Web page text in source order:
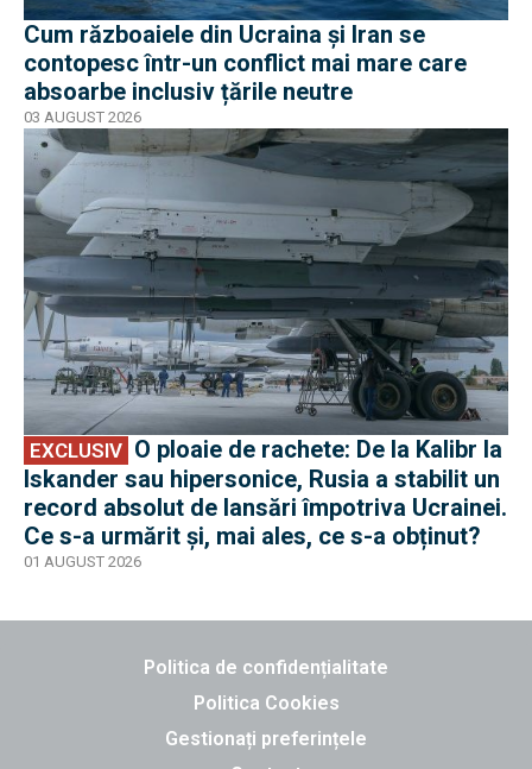
Cum războaiele din Ucraina și Iran se
contopesc într-un conflict mai mare care
absoarbe inclusiv țările neutre
03 AUGUST 2026
EXCLUSIV
EXCLUSIV
Iskander sau hipersonice, Rusia a stabilit un
record absolut de lansări împotriva Ucrainei.
Ce s-a urmărit și, mai ales, ce s-a obținut?
01 AUGUST 2026
Politica de confidențialitate
Politica Cookies
Gestionați preferințele